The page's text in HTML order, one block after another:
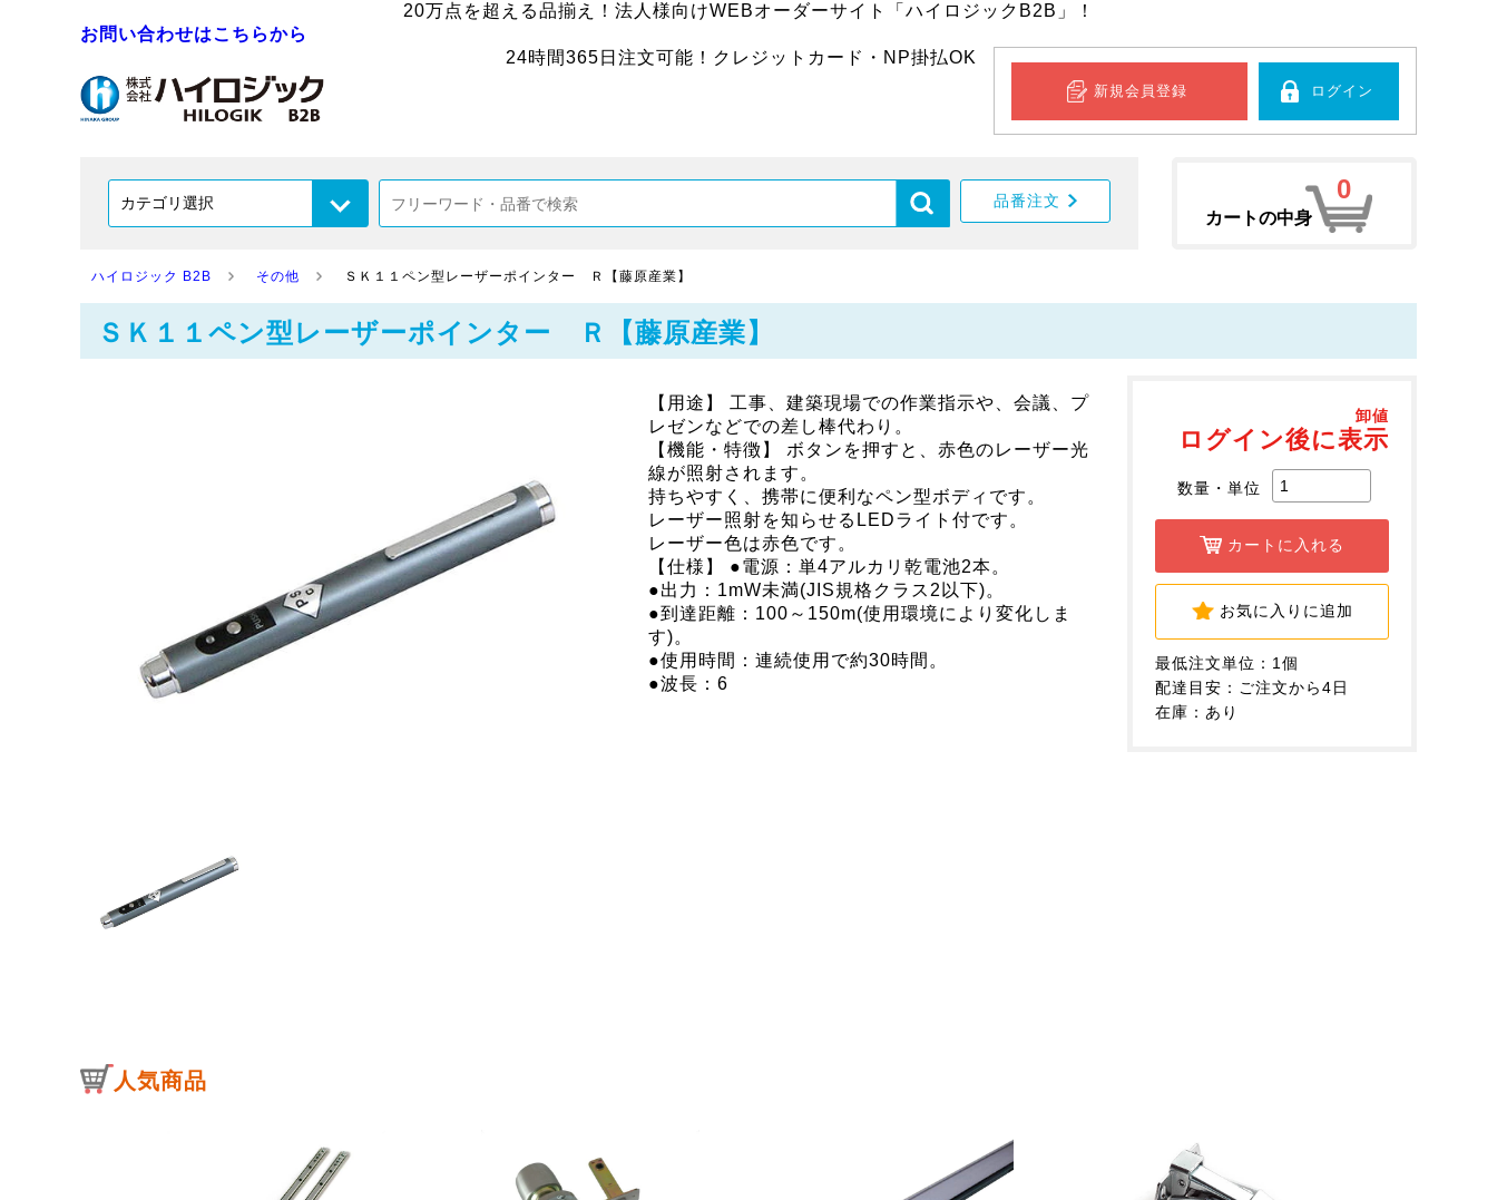
20万点を超える品揃え！法人様向けWEBオーダーサイト「ハイロジックB2B」！
お問い合わせはこちらから
24時間365日注文可能！クレジットカード・NP掛払OK
新規会員登録 ログイン
品番注文
カートの中身
0
ハイロジック B2B その他 ＳＫ１１ペン型レーザーポインター Ｒ【藤原産業】
ＳＫ１１ペン型レーザーポインター Ｒ【藤原産業】
卸値
ログイン後に表示
数量・単位
カートに入れる
お気に入りに追加
最低注文単位：1個
配達目安：ご注文から4日
在庫：あり
【用途】 工事、建築現場での作業指示や、会議、プ
レゼンなどでの差し棒代わり。
【機能・特徴】 ボタンを押すと、赤色のレーザー光
線が照射されます。
持ちやすく、携帯に便利なペン型ボディです。
レーザー照射を知らせるLEDライト付です。
レーザー色は赤色です。
【仕様】 ●電源：単4アルカリ乾電池2本。
●出力：1mW未満(JIS規格クラス2以下)。
●到達距離：100～150m(使用環境により変化しま
す)。
●使用時間：連続使用で約30時間。
●波長：6
人気商品